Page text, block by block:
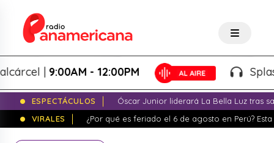
|9:00AM - 12:00PM Splash! -
ESPECTÁCULOS
Óscar Junior liderará La Bella Luz tras
VIRALES
¿Por qué es feriado el 6 de agosto en Perú?